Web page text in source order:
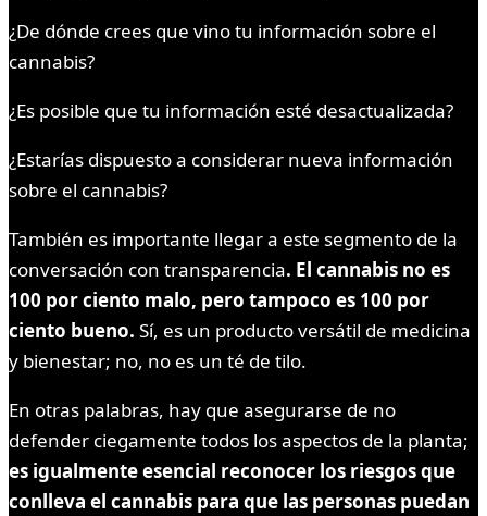
¿De dónde crees que vino tu información sobre el
cannabis?
¿Es posible que tu información esté desactualizada?
¿Estarías dispuesto a considerar nueva información
sobre el cannabis?
También es importante llegar a este segmento de la
conversación con transparencia. El cannabis no es
100 por ciento malo, pero tampoco es 100 por
ciento bueno. Sí, es un producto versátil de medicina
y bienestar; no, no es un té de tilo.
En otras palabras, hay que asegurarse de no
defender ciegamente todos los aspectos de la planta;
es igualmente esencial reconocer los riesgos que
conlleva el cannabis para que las personas puedan